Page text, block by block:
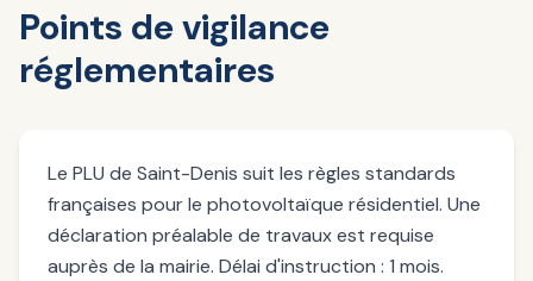
Points de vigilance
réglementaires
Le PLU de Saint-Denis suit les règles standards
françaises pour le photovoltaïque résidentiel. Une
déclaration préalable de travaux est requise
auprès de la mairie. Délai d'instruction : 1 mois.